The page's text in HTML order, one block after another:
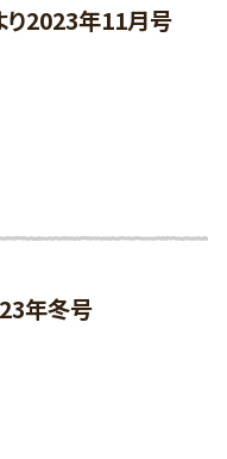
り2023年11月号
年冬号